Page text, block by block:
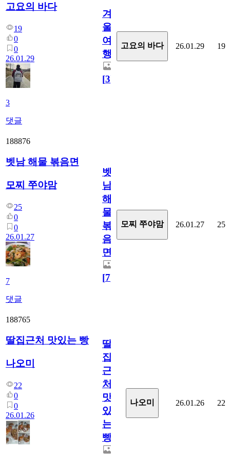
고요의 바다
19
0
0
26.01.29
3
댓글
겨
울
여
행
[3]
고요의 바다 26.01.29 19
188876
벳남 해물 볶음면
모찌 쭈야맘
25
0
0
26.01.27
7
댓글
벳
남
해
물
볶
음
면
[7]
모찌 쭈야맘 26.01.27 25
188765
딸집근처 맛있는 빵
나오미
22
0
0
26.01.26
딸
집
근
처
맛
있
는
빵
나오미 26.01.26 22